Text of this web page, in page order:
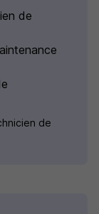
de
de